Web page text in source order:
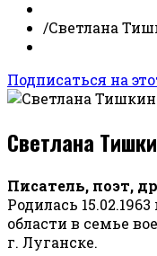
/Светлана
Подписаться на
Светлана
Писатель, поэт,
Родилась
области в семье
г. Луганске.